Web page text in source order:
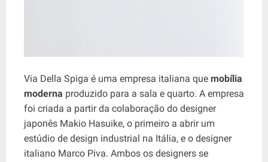
Via Della Spiga é uma empresa italiana que mobília
moderna produzido para a sala e quarto. A empresa
foi criada a partir da colaboração do designer
japonês Makio Hasuike, o primeiro a abrir um
estúdio de design industrial na Itália, e o designer
italiano Marco Piva. Ambos os designers se